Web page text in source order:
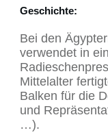
Geschichte:
Bei den
verwendet in
Mittelalter
Balken für die
und
…).